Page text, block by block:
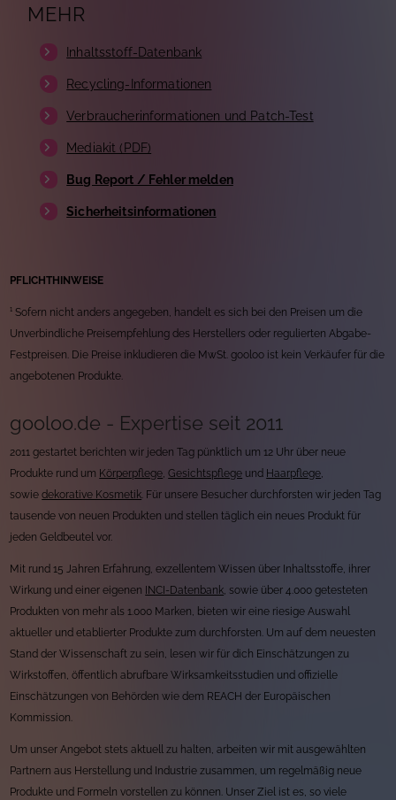
MEHR
Inhaltsstoff-Datenbank
Recycling-Informationen
Verbraucherinformationen und Patch-Test
Mediakit (PDF)
Bug Report / Fehler melden
Sicherheitsinformationen
PFLICHTHINWEISE
¹ Sofern nicht anders angegeben, handelt es sich bei den Preisen um die
Unverbindliche Preisempfehlung des Herstellers oder regulierten Abgabe-
Festpreisen. Die Preise inkludieren die MwSt. gooloo ist kein Verkäufer für die
angebotenen Produkte.
gooloo.de - Expertise seit 2011
2011 gestartet berichten wir jeden Tag pünktlich um 12 Uhr über neue
Produkte rund um Körperpflege,Gesichtspflege und Haarpflege,
sowiedekorative Kosmetik. Für unsere Besucher durchforsten wir jeden Tag
tausende von neuen Produkten und stellen täglich ein neues Produkt für
jeden Geldbeutel vor.
Mit rund 15 Jahren Erfahrung, exzellentem Wissen über Inhaltsstoffe, ihrer
Wirkung und einer eigenen
INCI-Datenbank, sowie über 4.000 getesteten
Produkten von mehr als 1.000 Marken, bieten wir eine riesige Auswahl
aktueller und etablierter Produkte zum durchforsten. Um auf dem neuesten
Stand der Wissenschaft zu sein, lesen wir für dich Einschätzungen zu
Wirkstoffen, öffentlich abrufbare Wirksamkeitsstudien und offizielle
Einschätzungen von Behörden wie dem REACH der Europäischen
Kommission.
Um unser Angebot stets aktuell zu halten, arbeiten wir mit ausgewählten
Partnern aus Herstellung und Industrie zusammen, um regelmäßig neue
Produkte und Formeln vorstellen zu können. Unser Ziel ist es, so viele